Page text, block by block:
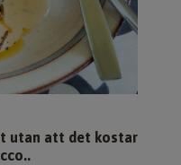
utan att det kostar